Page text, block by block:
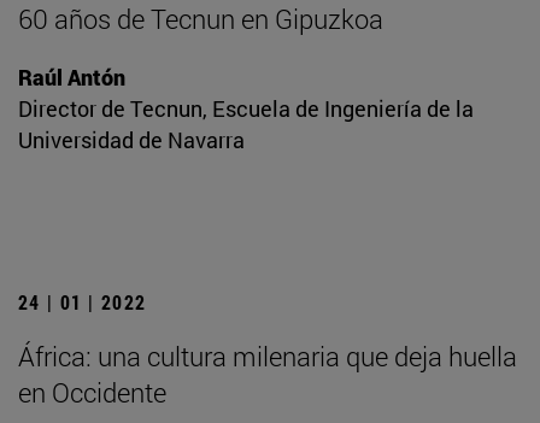
60 años de Tecnun en Gipuzkoa
Raúl Antón
Director de Tecnun, Escuela de Ingeniería de la
Universidad de Navarra
24 | 01 | 2022
África: una cultura milenaria que deja huella
en Occidente